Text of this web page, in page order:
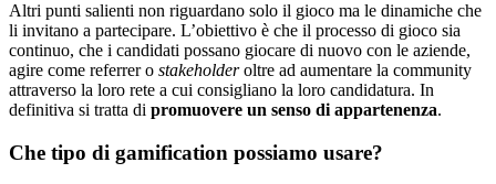
Altri punti salienti non riguardano solo il gioco ma le dinamiche che
li invitano a partecipare. L’obiettivo è che il processo di gioco sia
continuo, che i candidati possano giocare di nuovo con le aziende,
agire come referrer o stakeholderoltre ad aumentare la community
attraverso la loro rete a cui consigliano la loro candidatura. In
definitiva si tratta di promuovere un senso di appartenenza.
Che tipo di gamification possiamo usare?